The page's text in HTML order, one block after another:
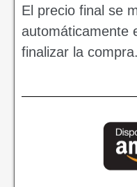
El precio final se
automáticamente
finalizar la compra.